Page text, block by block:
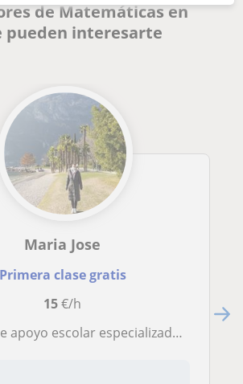
de Matemáticas en
pueden interesarte
Maria Jose
Primera clase gratis
15€/h
escolar especializado en asignaturas de ciencias